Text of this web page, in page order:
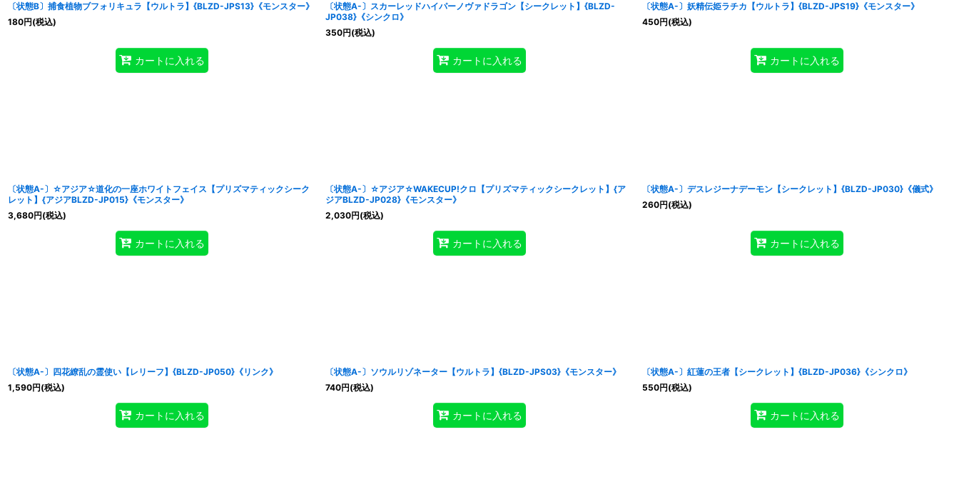
〔状態B〕捕食植物ブフォリキュラ【ウルトラ】{BLZD-JPS13}《モンスター》
180円(税込)
カートに入れる
〔状態A-〕スカーレッドハイパーノヴァドラゴン【シークレット】{BLZD-
JP038}《シンクロ》
350円(税込)
カートに入れる
〔状態A-〕妖精伝姫ラチカ【ウルトラ】{BLZD-JPS19}《モンスター》
450円(税込)
カートに入れる
〔状態A-〕☆アジア☆道化の一座ホワイトフェイス【プリズマティックシーク
レット】{アジアBLZD-JP015}《モンスター》
3,680円(税込)
カートに入れる
〔状態A-〕☆アジア☆WAKECUP!クロ【プリズマティックシークレット】{ア
ジアBLZD-JP028}《モンスター》
2,030円(税込)
カートに入れる
〔状態A-〕デスレジーナデーモン【シークレット】{BLZD-JP030}《儀式》
260円(税込)
カートに入れる
〔状態A-〕四花繚乱の霊使い【レリーフ】{BLZD-JP050}《リンク》
1,590円(税込)
カートに入れる
〔状態A-〕ソウルリゾネーター【ウルトラ】{BLZD-JPS03}《モンスター》
740円(税込)
カートに入れる
〔状態A-〕紅蓮の王者【シークレット】{BLZD-JP036}《シンクロ》
550円(税込)
カートに入れる